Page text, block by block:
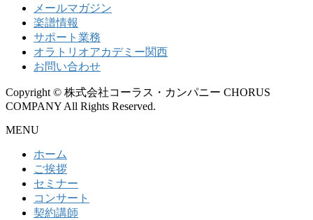
メールマガジン
楽譜情報
サポート業務
オラトリオアカデミー関西
お問い合わせ
Copyright © 株式会社コーラス・カンパニー CHORUS
COMPANY All Rights Reserved.
MENU
ホーム
ご挨拶
セミナー
コンサート
契約講師